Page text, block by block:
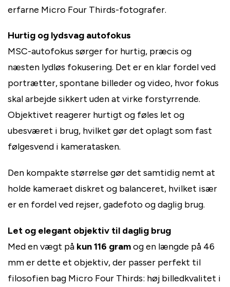
erfarne Micro Four Thirds-fotografer.
Hurtig og lydsvag autofokus
MSC-autofokus sørger for hurtig, præcis og
næsten lydløs fokusering. Det er en klar fordel ved
portrætter, spontane billeder og video, hvor fokus
skal arbejde sikkert uden at virke forstyrrende.
Objektivet reagerer hurtigt og føles let og
ubesværet i brug, hvilket gør det oplagt som fast
følgesvend i kameratasken.
Den kompakte størrelse gør det samtidig nemt at
holde kameraet diskret og balanceret, hvilket især
er en fordel ved rejser, gadefoto og daglig brug.
Let og elegant objektiv til daglig brug
Med en vægt på kun 116 gramog en længde på 46
mm er dette et objektiv, der passer perfekt til
filosofien bag Micro Four Thirds: høj billedkvalitet i